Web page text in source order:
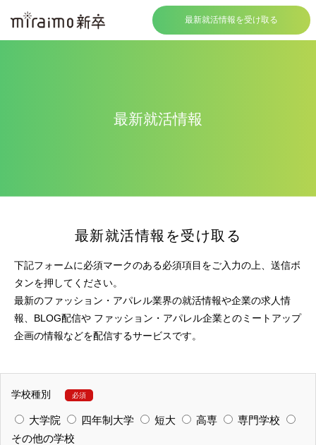
最新就活情報を受け取る
最新就活情報
最新就活情報を受け取る
下記フォームに必須マークのある必須項目をご入力の上、送信ボ
タンを押してください。
最新のファッション・アパレル業界の就活情報や企業の求人情
報、BLOG配信や ファッション・アパレル企業とのミートアップ
企画の情報などを配信するサービスです。
学校種別 必須
大学院 四年制大学 短大 高専
専門学校
その他の学校